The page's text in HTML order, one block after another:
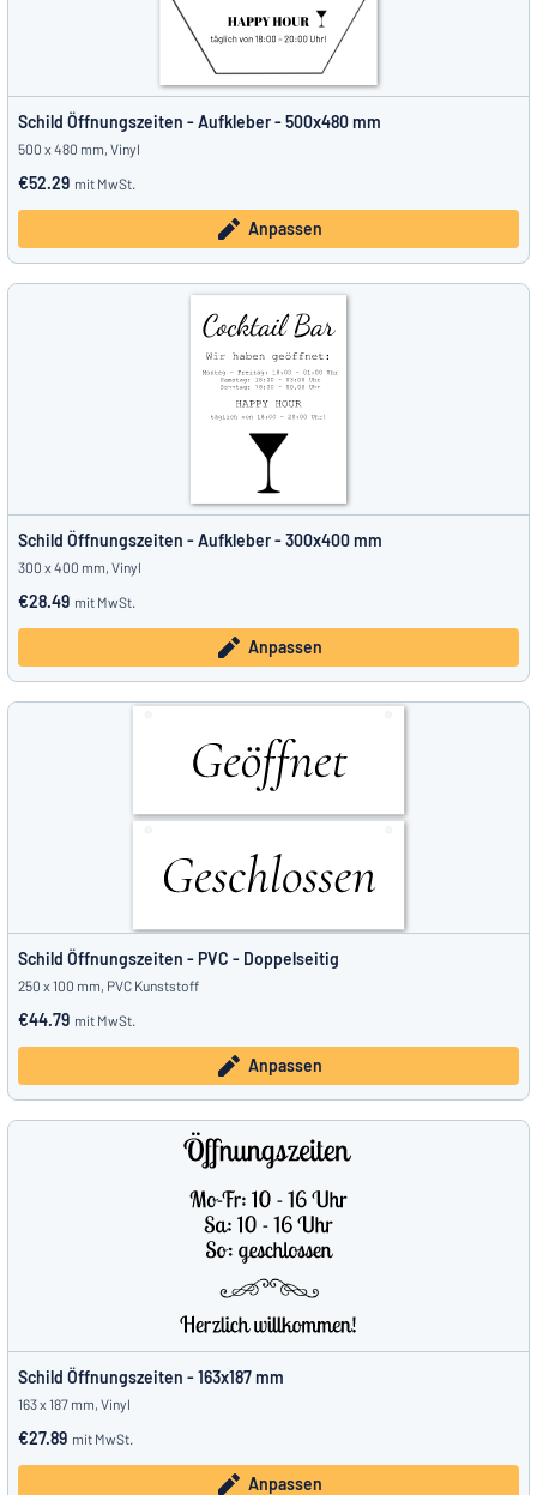
Schild Öffnungszeiten - Aufkleber - 500x480 mm
500 x 480 mm, Vinyl
€52.29 mit MwSt.
Anpassen
Schild Öffnungszeiten - Aufkleber - 300x400 mm
300 x 400 mm, Vinyl
€28.49 mit MwSt.
Anpassen
Schild Öffnungszeiten - PVC - Doppelseitig
250 x 100 mm, PVC Kunststoff
€44.79 mit MwSt.
Anpassen
Schild Öffnungszeiten - 163x187 mm
163 x 187 mm, Vinyl
€27.89 mit MwSt.
Anpassen